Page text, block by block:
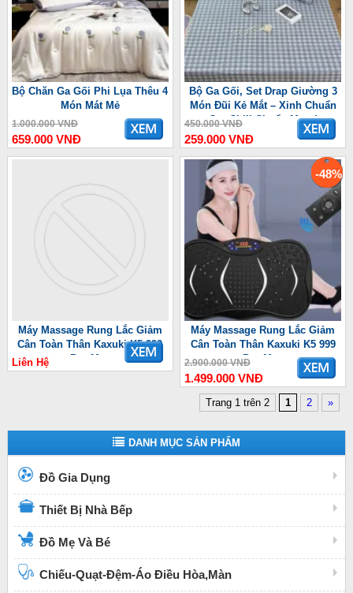
Bộ Chăn Ga Gối Phi Lụa Thêu 4
Món Mát Mẻ
1.000.000 VNĐ
659.000 VNĐ
Bộ Ga Gối, Set Drap Giường 3
Món Đũi Kẻ Mắt – Xinh Chuẩn
Gu, Chill Chuẩn Mood
450.000 VNĐ
259.000 VNĐ
Máy Massage Rung Lắc Giảm
Cân Toàn Thân Kaxuki K5 999
Pro Max
Liên Hệ
-48%
Máy Massage Rung Lắc Giảm
Cân Toàn Thân Kaxuki K5 999
Pro Max
2.900.000 VNĐ
1.499.000 VNĐ
Trang 1 trên 2 1 2 »
DANH MỤC SẢN PHẨM
Đồ Gia Dụng
Thiết Bị Nhà Bếp
Đồ Mẹ Và Bé
Chiếu-Quạt-Đệm-Áo Điều Hòa,Màn